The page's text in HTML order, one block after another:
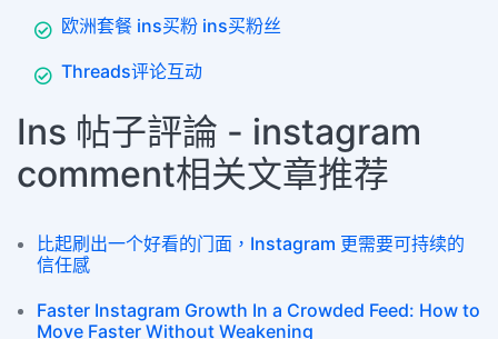
欧洲套餐 ins买粉 ins买粉丝
Threads评论互动
Ins 帖子評論 - instagram
comment相关文章推荐
比起刷出一个好看的门面，Instagram 更需要可持续的
信任感
Faster Instagram Growth In a Crowded Feed: How to
Move Faster Without Weakening